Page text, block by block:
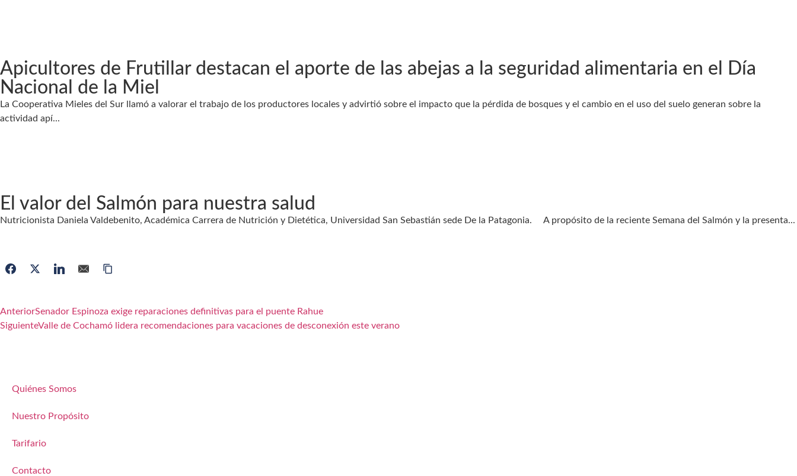
Apicultores de Frutillar destacan el aporte de las abejas a la seguridad alimentaria en el Día
Nacional de la Miel
La Cooperativa Mieles del Sur llamó a valorar el trabajo de los productores locales y advirtió sobre el impacto que la pérdida de bosques y el cambio en el uso del suelo generan sobre la
actividad apí...
El valor del Salmón para nuestra salud
Nutricionista Daniela Valdebenito, Académica Carrera de Nutrición y Dietética, Universidad San Sebastián sede De la Patagonia. A propósito de la reciente Semana del Salmón y la presenta...
AnteriorSenador Espinoza exige reparaciones definitivas para el puente Rahue
SiguienteValle de Cochamó lidera recomendaciones para vacaciones de desconexión este verano
Quiénes Somos
Nuestro Propósito
Tarifario
Contacto